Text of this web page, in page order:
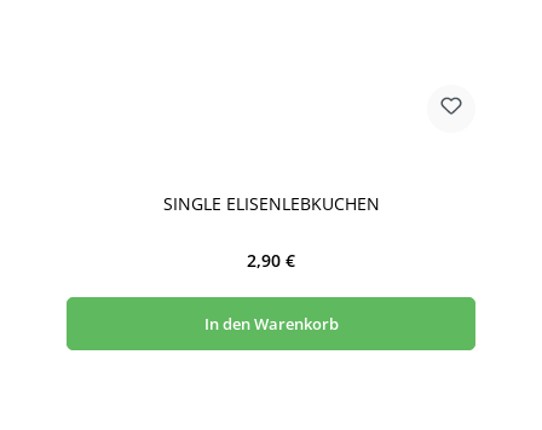
SINGLE ELISENLEBKUCHEN
Regulärer Preis:
2,90 €
In den Warenkorb